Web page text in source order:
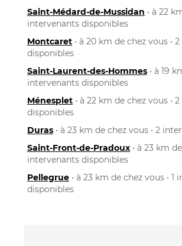
Saint-Médard-de-Mussidan • à 22
intervenants disponibles
Montcaret • à 20 km de chez vous •
disponibles
Saint-Laurent-des-Hommes • à 19
intervenants disponibles
Ménesplet • à 22 km de chez vous •
disponibles
Duras • à 23 km de chez vous • 2
Saint-Front-de-Pradoux • à 23 km
intervenants disponibles
Pellegrue • à 23 km de chez vous • 1
disponibles